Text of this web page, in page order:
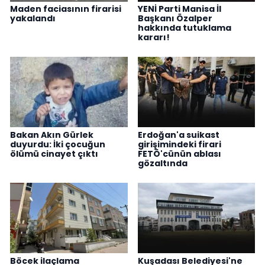
Maden faciasının firarisi
yakalandı
YENİ Parti Manisa İl
Başkanı Özalper
hakkında tutuklama
kararı!
Bakan Akın Gürlek
duyurdu: İki çocuğun
ölümü cinayet çıktı
Erdoğan'a suikast
girişimindeki firari
FETÖ'cünün ablası
gözaltında
Böcek ilaçlama
Kuşadası Belediyesi'ne